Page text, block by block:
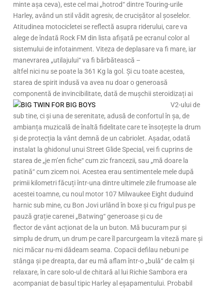
minte așa ceva), este cel mai „hotrod“ dintre Touring-urile
Harley, având un stil vădit agresiv, de crucișător al șoselelor.
Atitudinea motocicletei se reflectă asupra riderului, care va
alege de îndată Rock FM din lista afișată pe ecranul color al
sistemului de infotainment. Viteza de deplasare va fi mare, iar
manevrarea „utilajului“ va fi bărbătească –
altfel nici nu se poate la 361 Kg la gol. Și cu toate acestea,
starea de spirit indusă va avea nu doar o generoasă
componentă de invincibilitate, dată de mușchii steroidizați ai
V2-ului de
sub tine, ci și una de serenitate, adusă de confortul în șa, de
ambianța muzicală de înaltă fidelitate care te însoțește la drum
și de protecția la vânt demnă de un cabriolet. Așadar, odată
instalat la ghidonul unui Street Glide Special, vei fi cuprins de
starea de „je m’en fiche“ cum zic francezii, sau „mă doare la
patină“ cum zicem noi. Acestea erau sentimentele mele după
primii kilometri făcuți într-una dintre ultimele zile frumoase ale
acestei toamne, cu noul motor 107 Milwaukee Eight duduind
harnic sub mine, cu Bon Jovi urlând în boxe și cu frigul pus pe
pauză grație carenei „Batwing“ generoase și cu de
flector de vânt acționat de la un buton. Mă bucuram pur și
simplu de drum, un drum pe care îl parcurgeam la viteză mare și
nici măcar nu-mi dădeam seama. Copacii defilau nebuni pe
stânga și pe dreapta, dar eu mă aflam într-o „bulă“ de calm și
relaxare, în care solo-ul de chitară al lui Richie Sambora era
acompaniat de basul tipic Harley al eșapamentului. Probabil